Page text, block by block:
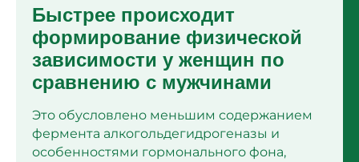
Быстрее происходит
формирование физической
зависимости у женщин по
сравнению с мужчинами
Это обусловлено меньшим содержанием
фермента алкогольдегидрогеназы и
особенностями гормонального фона,